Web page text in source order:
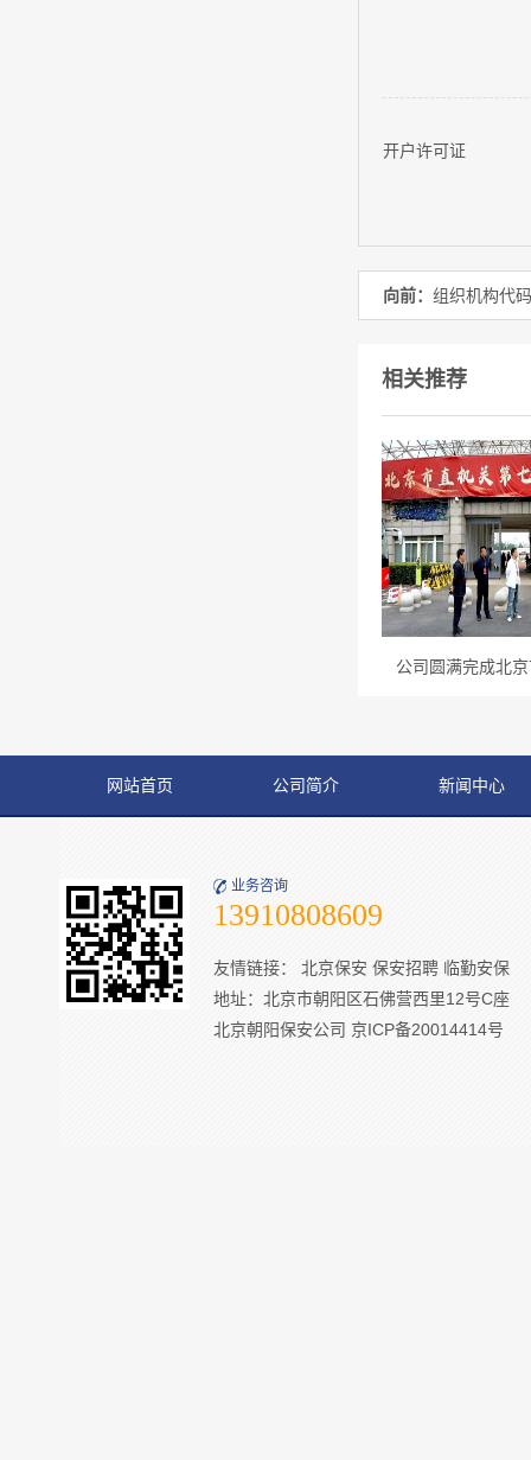
开户许可证
向前： 组织机构代
相关推荐
公司圆满完成北京
网站首页 公司简介 新闻中心
业务咨询
13910808609
友情链接： 北京保安 保安招聘 临勤安保
地址：北京市朝阳区石佛营西里12号C座
北京朝阳保安公司 京ICP备20014414号